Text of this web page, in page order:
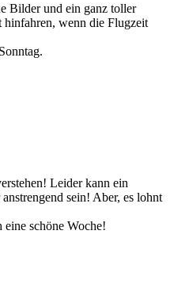
Bilder und ein ganz toller
hinfahren, wenn die Flugzeit
Leider kann ein
sein! Aber, es lohnt
schöne Woche!